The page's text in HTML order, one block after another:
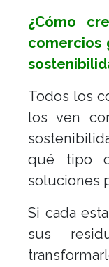
¿Cómo
comercios
Todos los
los ven
qué tipo
soluciones
Si cada
sus